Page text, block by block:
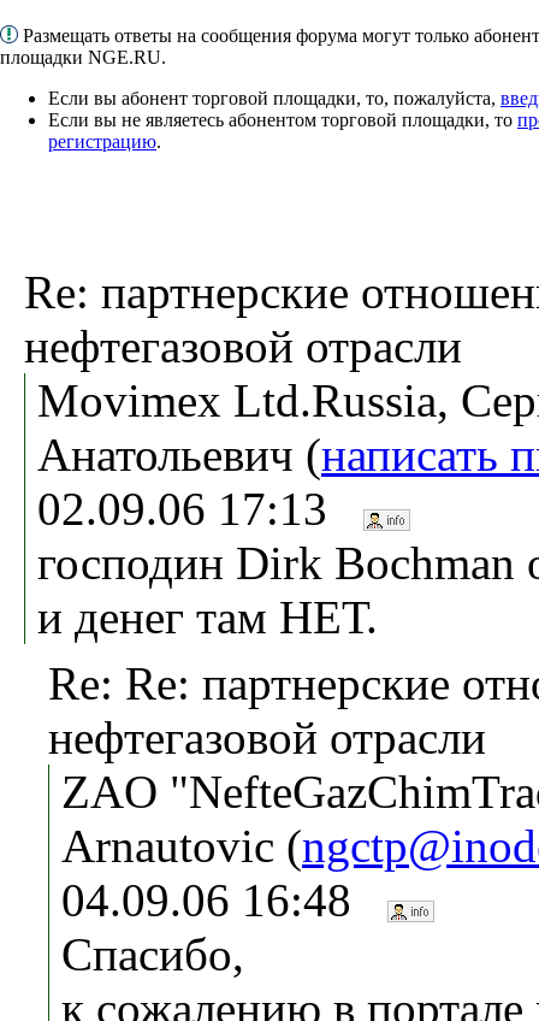
Размещать ответы на сообщения форума могут только
площадки NGE.RU.
Если вы абонент торговой площадки, то, пожалуйста,
Если вы не являетесь абонентом торговой площадки, то
регистрацию.
Re: партнерские
нефтегазовой отрасли
Movimex Ltd.Russia,
Анатольевич (написать
02.09.06 17:13
господин Dirk Bochman
и денег там НЕТ.
Re: Re: партнерские
нефтегазовой отрасли
ZAO
Arnautovic (
04.09.06 16:48
Спасибо,
к сожалению в портале